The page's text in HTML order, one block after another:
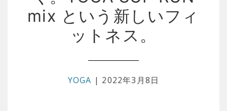
mix という新しいフィ
ットネス。
YOGA | 2022年3月8日